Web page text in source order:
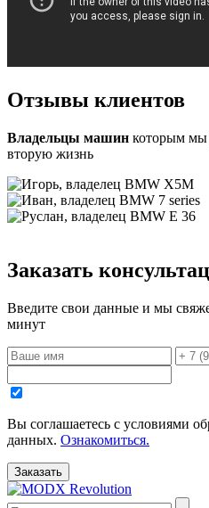
Отзывы клиентов
Владельцы машин которым мы
вторую жизнь
Заказать
Введите свои данные и мы
минут
Вы соглашаетесь с уcловиями
данных. Ознакомиться.